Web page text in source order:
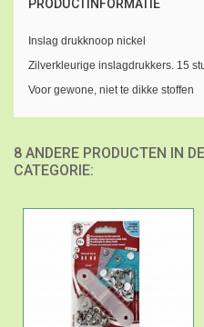
PRODUCTINFORMATIE
Inslag drukknoop nickel
Zilverkleurige inslagdrukkers. 15
Voor gewone, niet te dikke stoffen
8 ANDERE PRODUCTEN IN
CATEGORIE: